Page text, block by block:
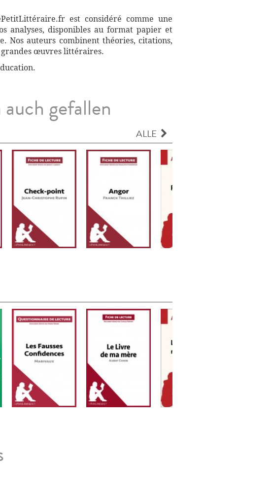
est considéré comme une
analyses, disponibles au format papier et
Nos auteurs combinent théories, citations,
œuvres littéraires.
gefallen
ALLE